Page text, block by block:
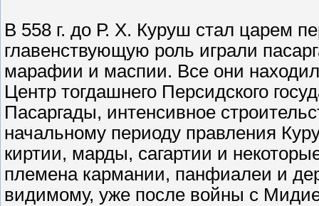
В 558 г. до Р. Х. Куруш стал царем
главенствующую роль играли
марафии и маспии. Все они
Центр тогдашнего Персидского
Пасаргады, интенсивное
начальному периоду правления
киртии, марды, сагартии и
племена кармании, панфиалеи и
видимому, уже после войны с